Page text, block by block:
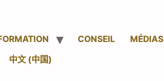
CONSEIL MÉDIAS
中文 (中国)